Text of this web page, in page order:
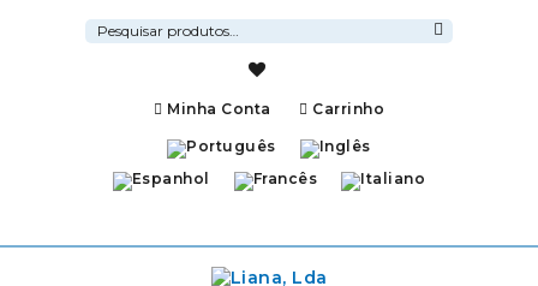
Pesquisar
por:
Minha Conta Carrinho